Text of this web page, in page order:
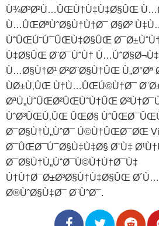
Ù¾Ø³‌Ø²Ù…ÛŒÙ†Ù‡‌Ù‡Ø§ÛŒ
Ù…ÛŒ‌ØªÙˆØ§Ù†Ù†Ø¯ Ø§Ø²
ÙˆÛŒÚ˜Ú¯ÛŒ‌Ù‡Ø§ÛŒ
Ù‡‌Ø§ÛŒ Ø¨Ø¯ÙˆÙ†
Ù…Ø§Ù†Ø¹ Ø²Ø¨Ø§Ù†ÛŒ Ù„Ø°Øª
ÙØ±Ù‚ÛŒ Ù†Ù…ÛŒ‌Ú©Ù†Ø¯
ØªÙ„ÙˆÛŒØ²ÛŒÙˆÙ†ÛŒ
ÙˆØ³ÛŒÙ‚ÛŒ ÛŒØ§
Ø¯Ø§Ù†Ù„ÙˆØ¯ Ú©Ù†ÛŒØ¯ØŒ
Ø¯ÛŒØ¯Ú¯Ø§Ù‡‌Ù‡Ø§ Ø¨Ù‡
Ø¯Ø§Ù†Ù„ÙˆØ¯Ú©Ù†Ù†Ø¯Ù‡
Ú†Ù†Ø¯Ø±Ø³Ø§Ù†Ù‡‌Ø§ÛŒ
Ø®ÙˆØ§Ù‡Ø¯ Ø¨ÙˆØ¯.